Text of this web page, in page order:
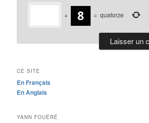
+ = quatorze
CE SITE
En Français
En Anglais
YANN FOUÉRÉ